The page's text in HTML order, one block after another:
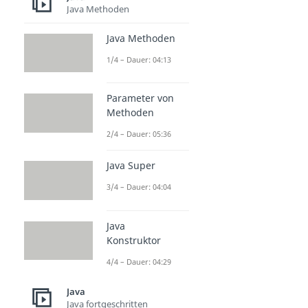
Java Methoden
Java Methoden
1/4 – Dauer: 04:13
Parameter von
Methoden
2/4 – Dauer: 05:36
Java Super
3/4 – Dauer: 04:04
Java
Konstruktor
4/4 – Dauer: 04:29
Java
Java fortgeschritten